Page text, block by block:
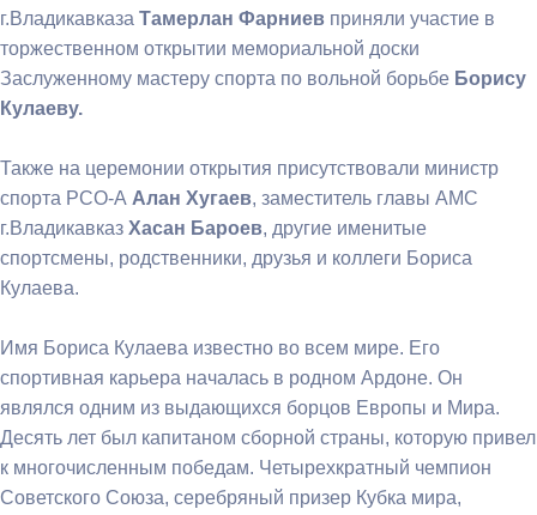
г.Владикавказа Тамерлан Фарниев приняли участие в
торжественном открытии мемориальной доски
Заслуженному мастеру спорта по вольной борьбе Борису
Кулаеву.
Также на церемонии открытия присутствовали министр
спорта РСО-А Алан Хугаев, заместитель главы АМС
г.Владикавказ Хасан Бароев, другие именитые
спортсмены, родственники, друзья и коллеги Бориса
Кулаева.
Имя Бориса Кулаева известно во всем мире. Его
спортивная карьера началась в родном Ардоне. Он
являлся одним из выдающихся борцов Европы и Мира.
Десять лет был капитаном сборной страны, которую привел
к многочисленным победам. Четырехкратный чемпион
Советского Союза, серебряный призер Кубка мира,